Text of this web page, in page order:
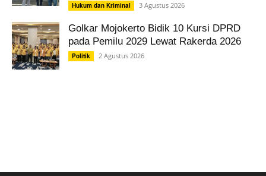
Hukum dan Kriminal 3 Agustus 2026
Golkar Mojokerto Bidik 10 Kursi DPRD
pada Pemilu 2029 Lewat Rakerda 2026
Politik 2 Agustus 2026